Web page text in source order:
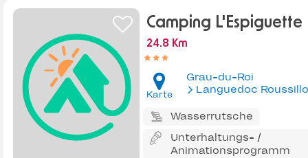
Camping L'Espiguette
24.8 Km
Karte
Grau-du-Roi
Languedoc
Wasserrutsche
Unterhaltungs- /
Animationsprogramm